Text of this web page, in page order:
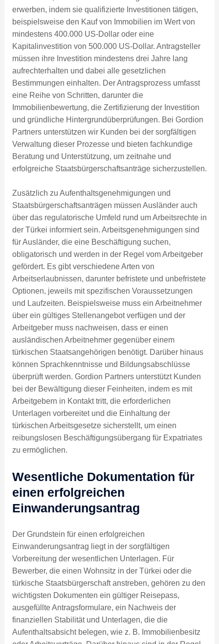
erwerben, indem sie qualifizierte Investitionen tätigen,
beispielsweise den Kauf von Immobilien im Wert von
mindestens 400.000 US-Dollar oder eine
Kapitalinvestition von 500.000 US-Dollar. Antragsteller
müssen ihre Investition mindestens drei Jahre lang
aufrechterhalten und dabei alle gesetzlichen
Bestimmungen einhalten. Der Antragsprozess umfasst
eine Reihe von Schritten, darunter die
Immobilienbewertung, die Zertifizierung der Investition
und gründliche Hintergrundüberprüfungen. Bei Gordion
Partners unterstützen wir Kunden bei der sorgfältigen
Verwaltung dieser Prozesse und bieten fachkundige
Beratung und Unterstützung, um zeitnahe und
erfolgreiche Staatsbürgerschaftsanträge sicherzustellen.
Zusätzlich zu Aufenthaltsgenehmigungen und
Staatsbürgerschaftsanträgen müssen Ausländer auch
über das regulatorische Umfeld rund um Arbeitsrechte in
der Türkei informiert sein. Arbeitsgenehmigungen sind
für Ausländer, die eine Beschäftigung suchen,
obligatorisch und werden in der Regel vom Arbeitgeber
gefördert. Es gibt verschiedene Arten von
Arbeitserlaubnissen, darunter befristete und unbefristete
Optionen, jeweils mit spezifischen Voraussetzungen
und Laufzeiten. Beispielsweise muss ein Arbeitnehmer
über ein gültiges Stellenangebot verfügen und der
Arbeitgeber muss nachweisen, dass er einen
ausländischen Arbeitnehmer gegenüber einem
türkischen Staatsangehörigen benötigt. Darüber hinaus
können Sprachkenntnisse und Bildungsabschlüsse
überprüft werden. Gordion Partners unterstützt Kunden
bei der Bewältigung dieser Feinheiten, indem es mit
Arbeitgebern in Kontakt tritt, die erforderlichen
Unterlagen vorbereitet und die Einhaltung der
türkischen Arbeitsgesetze sicherstellt, um einen
reibungslosen Beschäftigungsübergang für Expatriates
zu ermöglichen.
Wesentliche Dokumentation für
einen erfolgreichen
Einwanderungsantrag
Der Grundstein für einen erfolgreichen
Einwanderungsantrag liegt in der sorgfältigen
Vorbereitung der wesentlichen Unterlagen. Für
Bewerber, die einen Wohnsitz in der Türkei oder die
türkische Staatsbürgerschaft anstreben, gehören zu den
wichtigsten Dokumenten ein gültiger Reisepass,
ausgefüllte Antragsformulare, ein Nachweis der
finanziellen Stabilität und Unterlagen, die die
Aufenthaltsabsicht belegen, wie z. B. Immobilienbesitz